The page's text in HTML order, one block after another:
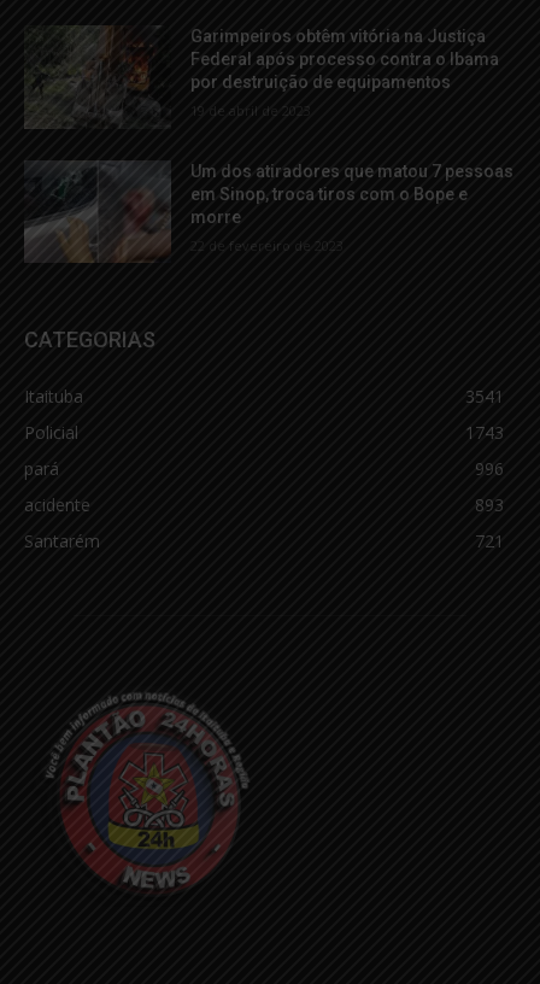
Garimpeiros obtêm vitória na Justiça
Federal após processo contra o Ibama
por destruição de equipamentos
19 de abril de 2023
Um dos atiradores que matou 7 pessoas
em Sinop, troca tiros com o Bope e
morre
22 de fevereiro de 2023
CATEGORIAS
Itaituba
3541
Policial
1743
pará
996
acidente
893
Santarém
721